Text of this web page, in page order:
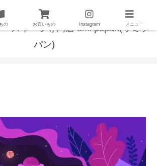
の お買いもの Instagram メニュー